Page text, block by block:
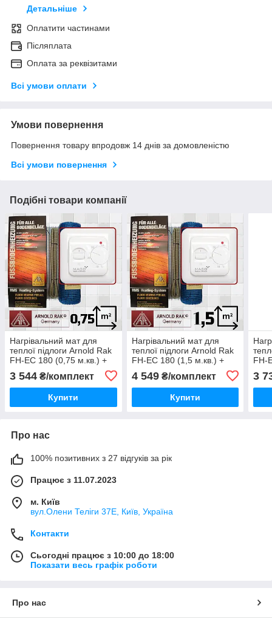
Детальніше
Оплатити частинами
Післяплата
Оплата за реквізитами
Всі умови оплати
Умови повернення
Повернення товару впродовж 14 днів за домовленістю
Всі умови повернення
Подібні товари компанії
Нагрівальний мат для
теплої підлоги Arnold Rak
FH-EC 180 (0,75 м.кв.) +
німецький терморегулятор
MACO TF1640
3 544 ₴/комплект
Купити
Нагрівальний мат для
теплої підлоги Arnold Rak
FH-EC 180 (1,5 м.кв.) +
німецький терморегулятор
MACO TF1640
4 549₴/комплект
Купити
FH-
3
Про нас
100% позитивних з 27 відгуків за рік
Працює з 11.07.2023
м. Київ
вул.Олени Теліги 37Е, Київ, Україна
Контакти
Сьогодні працює з 10:00 до 18:00
Показати весь графік роботи
Про нас